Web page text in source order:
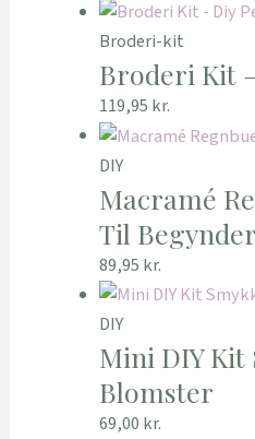
Broderi-kit
Broderi Kit
119,95 kr.
DIY
Macramé
Til
89,95 kr.
DIY
Mini DIY Kit
Blomster
69,00 kr.